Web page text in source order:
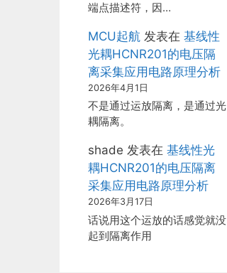
端点描述符，因…
MCU起航 发表在 基线性
光耦HCNR201的电压隔
离采集应用电路原理分析
2026年4月1日
不是通过运放隔离，是通过光
耦隔离。
shade 发表在 基线性光
耦HCNR201的电压隔离
采集应用电路原理分析
2026年3月17日
话说用这个运放的话感觉就没
起到隔离作用